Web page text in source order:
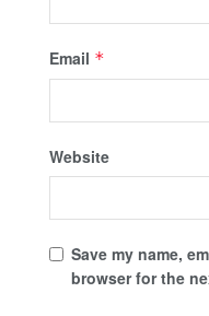
Email *
Website
Save my name,
browser for the